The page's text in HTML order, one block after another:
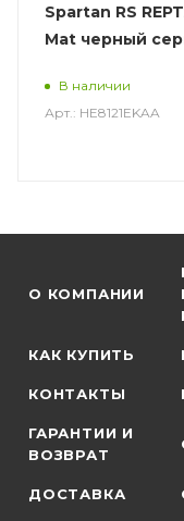
Spartan RS
Mat черный
В наличии
Арт.: HE8121EKAA
О КОМПАНИИ
КАК КУПИТЬ
КОНТАКТЫ
ГАРАНТИИ И
ВОЗВРАТ
ДОСТАВКА